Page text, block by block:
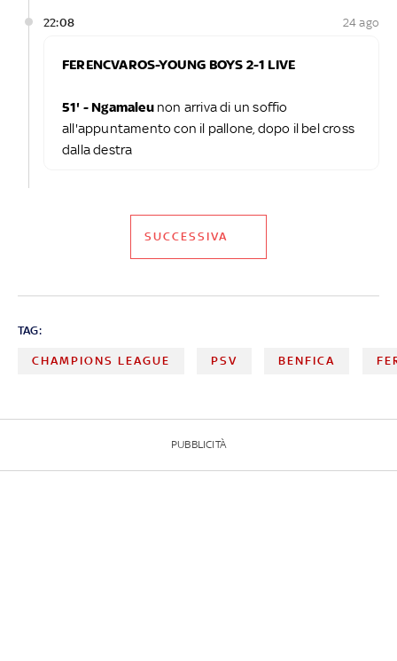
22:08 24 ago
FERENCVAROS-YOUNG BOYS 2-1 LIVE
51' - Ngamaleunon arriva di un soffio
all'appuntamento con il pallone, dopo il bel cross
dalla destra
SUCCESSIVA
TAG:
CHAMPIONS LEAGUE PSV BENFICA
PUBBLICITÀ